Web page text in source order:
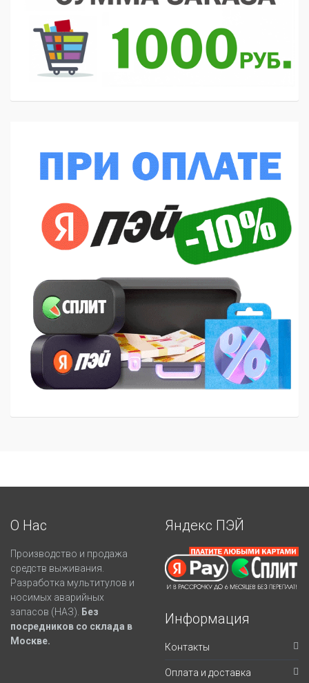
О Нас
Производство и продажа
средств выживания.
Разработка мультитулов и
носимых аварийных
запасов (НАЗ).
Без
посредников со склада в
Москве.
Яндекс ПЭЙ
Информация
Контакты
Оплата и доставка